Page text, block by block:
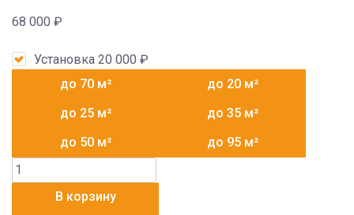
68 000 ₽
Установка 20 000 ₽
до 70 м²
до 20 м²
до 25 м²
до 35 м²
до 50 м²
до 95 м²
Количество
товара
В корзину